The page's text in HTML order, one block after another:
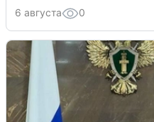
6 августа 0